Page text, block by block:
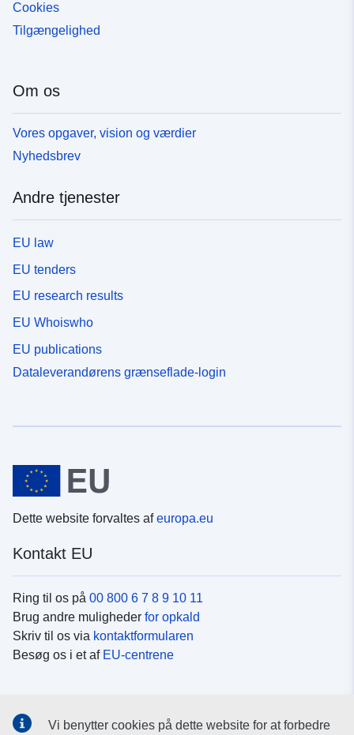
Cookies
Tilgængelighed
Om os
Vores opgaver, vision og værdier
Nyhedsbrev
Andre tjenester
EU law
EU tenders
EU research results
EU Whoiswho
EU publications
Dataleverandørens grænseflade-login
Dette website forvaltes afeuropa.eu
Kontakt EU
Ring til os på 00 800 6 7 8 9 10 11
Brug andre muligheder for opkald
Skriv til os via kontaktformularen
Besøg os i et af EU-centrene
Vi benytter cookies på dette website for at forbedre